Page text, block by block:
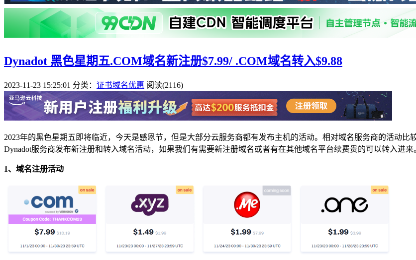
Dynadot 黑色星期五.COM域名新注册$7.99/ .COM域名转入$9.88
2023-11-23 15:25:01 分类： 证书域名优惠 阅读(2116)
2023年的黑色星期五即将临近，今天是感恩节，但是大部分云服务商都有发布主机的活动。相对域名服务商的活动比
Dynadot服务商发布新注册和转入域名活动，如果我们有需要新注册域名或者有在其他域名平台续费贵的可以转入进来
1、域名注册活动